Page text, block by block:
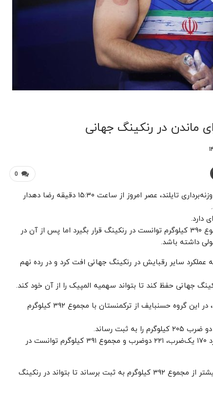
ماندن در رنکینگ جهانی
0
به گزارش خبرنگار مهر، در ادامه رقابت‌های جام جهانی وزنه‌برداری تایلند، عصر امروز از ساعت ۱۵:۳۰ دقیقه رضا دهدار
دارد.
او در مسابقات جهانی کلمبیا در سال ۲۰۲۲ با ثبت مجموع ۳۹۰ کیلوگرم توانست در رنکینگ قرار بگیرد اما پس از آن در
داشته باشد.
عملکرد سایر رقبایش در رنکینگ جهانی افت کرد و در رده نهم
جهانی حفظ کند تا بتواند سهمیه المپیک را از آن خود کند.
دهدار عصر امروز در گروه B مسابقات روی تخته می‌رود، در این گروه حسنبایف از ترکمنستان با مجموع ۳۹۲ کیلوگرم
همچنین دان اپلوگ از ساموآ دیگر رقیب دهدادر با رکورد ۱۷۰ یک‌ضرب، ۲۲۱ دوضرب و مجموع ۳۹۱ کیلوگرم توانست در
حالا با این شرایط دهدار که وضعیت مبهمی دارد باید بیشتر از مجموع ۳۹۲ کیلوگرم به ثبت برساند تا بتواند در رنکینگ